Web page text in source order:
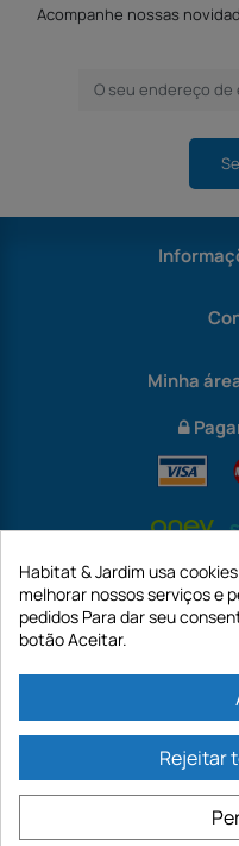
Acompanhe nossas
Minha
https://www.habitatejardim.pt é
capital de 187.203,29€, 32
GECODIS.SA criada em 11/04/
um capital
Habitat & Jardim usa
melhorar nossos serviços e
pedidos Para dar seu
botão Aceitar.
Rejeitar